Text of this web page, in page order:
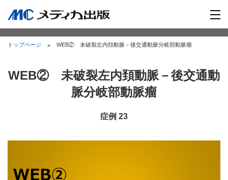
トップページ WEB② 未破裂左内頚動脈－後交通動脈分岐部動脈瘤
WEB② 未破裂左内頚動脈－後交通動
脈分岐部動脈瘤
症例 23